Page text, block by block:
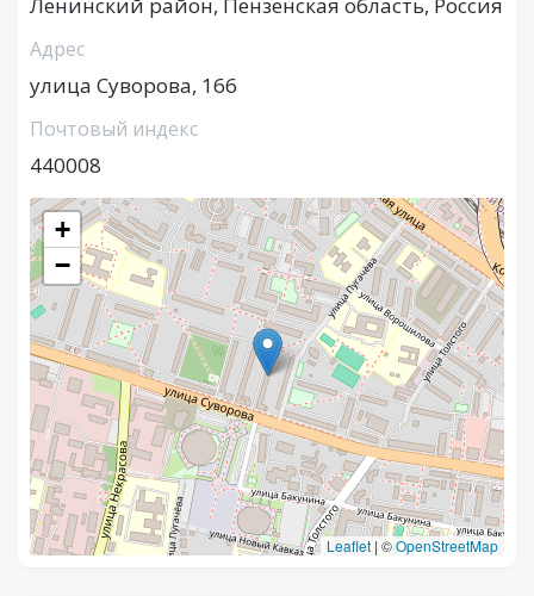
Адрес
улица Суворова, 166
Почтовый индекс
440008
+
−
Leaflet | ©OpenStreetMap